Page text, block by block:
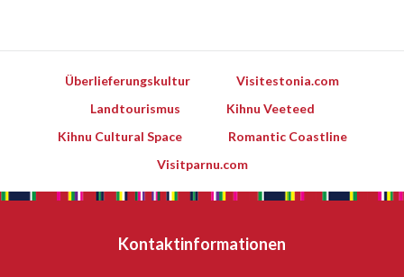
Überlieferungskultur
Visitestonia.com
Landtourismus
Kihnu Veeteed
Kihnu Cultural Space
Romantic Coastline
Visitparnu.com
Kontaktinformationen